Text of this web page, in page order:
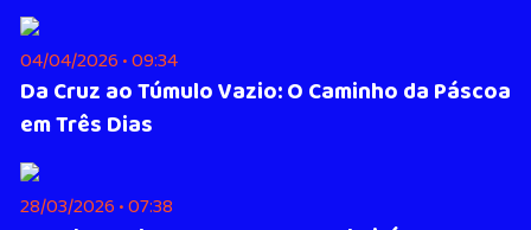
04/04/2026 • 09:34
Da Cruz ao Túmulo Vazio: O Caminho da Páscoa
em Três Dias
28/03/2026 • 07:38